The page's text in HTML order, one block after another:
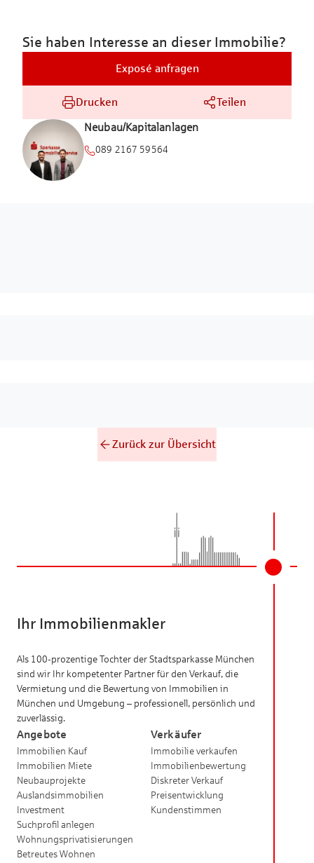
Sie haben Interesse an dieser Immobilie?
Exposé anfragen
Drucken Teilen
Neubau/Kapitalanlagen
089 2167 59564
Zurück zur Übersicht
Ihr Immobilienmakler
Als 100-prozentige Tochter der Stadtsparkasse München
sind wir Ihr kompetenter Partner für den Verkauf, die
Vermietung und die Bewertung von Immobilien in
München und Umgebung – professionell, persönlich und
zuverlässig.
Angebote
Immobilien Kauf
Immobilien Miete
Neubauprojekte
Auslandsimmobilien
Investment
Suchprofil anlegen
Wohnungsprivatisierungen
Betreutes Wohnen
Verkäufer
Immobilie verkaufen
Immobilienbewertung
Diskreter Verkauf
Preisentwicklung
Kundenstimmen